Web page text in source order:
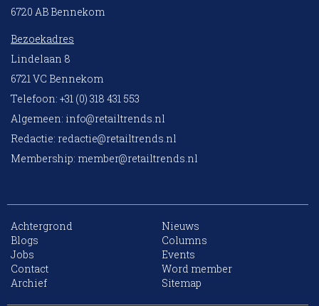
6720 AB Bennekom
Bezoekadres
Lindelaan 8
6721 VC Bennekom
Telefoon: +31 (0) 318 431 553
Algemeen: info@retailtrends.nl
Redactie: redactie@retailtrends.nl
Membership: member@retailtrends.nl
Achtergrond
Nieuws
Blogs
Columns
Jobs
Events
Contact
Word member
Archief
Sitemap